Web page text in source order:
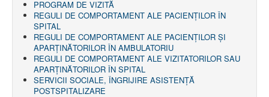
PROGRAM DE VIZITĂ
REGULI DE COMPORTAMENT ALE PACIENȚILOR ÎN
SPITAL
REGULI DE COMPORTAMENT ALE PACIENȚILOR ȘI
APARȚINĂTORILOR ÎN AMBULATORIU
REGULI DE COMPORTAMENT ALE VIZITATORILOR SAU
APARȚINĂTORILOR ÎN SPITAL
SERVICII SOCIALE, ÎNGRIJIRE ASISTENŢĂ
POSTSPITALIZARE